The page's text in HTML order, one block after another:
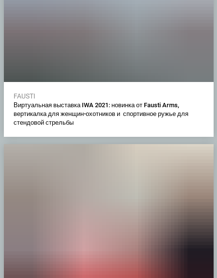
FAUSTI
Виртуальная выставка IWA 2021: новинка от Fausti Arms,
вертикалка для женщин-охотников и спортивное ружье для
стендовой стрельбы